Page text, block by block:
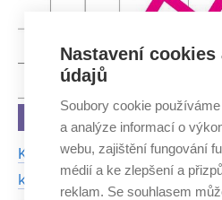
K hodnocení podniků vědci
k životnímu prostředí
Nastavení cookies
údajů
Soubory cookie
a analýze informací o
webu, zajištění fungování
médií a ke zlepšení a
reklam. Se souhlasem